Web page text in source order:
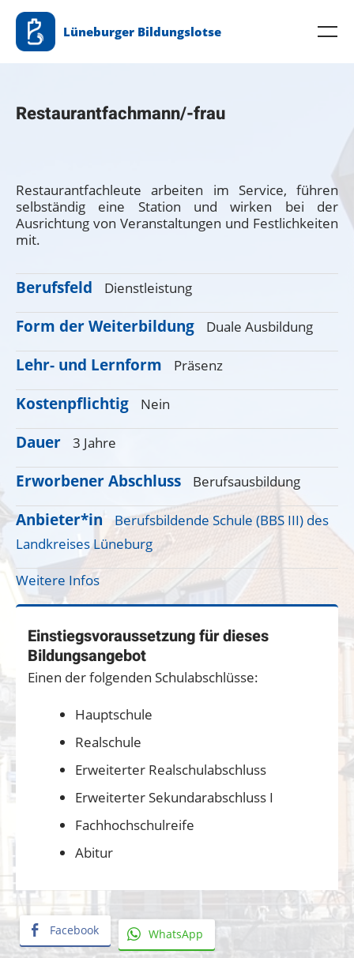
Zum
Inhalt
Lüneburger Bildungslotse
Restaurantfachmann/-frau
Restaurantfachleute arbeiten im Service, führen
selbständig eine Station und wirken bei der
Ausrichtung von Veranstaltungen und Festlichkeiten
mit.
Berufsfeld Dienstleistung
Form der Weiterbildung Duale Ausbildung
Lehr- und Lernform Präsenz
Kostenpflichtig Nein
Dauer 3 Jahre
Erworbener Abschluss Berufsausbildung
Anbieter*in
Berufsbildende Schule (BBS III) des
Landkreises Lüneburg
Weitere Infos
Einstiegsvoraussetzung für dieses
Bildungsangebot
Einen der folgenden Schulabschlüsse:
Hauptschule
Realschule
Erweiterter Realschulabschluss
Erweiterter Sekundarabschluss I
Fachhochschulreife
Abitur
Facebook WhatsApp